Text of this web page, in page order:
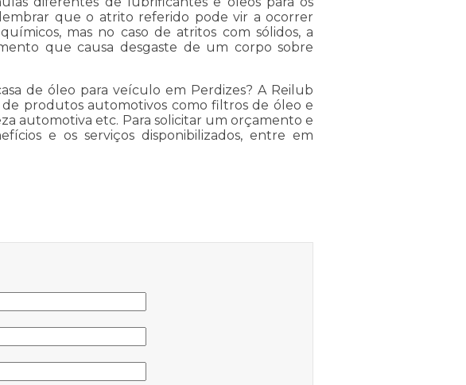
que o atrito referido pode vir a ocorrer
mas no caso de atritos com sólidos, a
que causa desgaste de um corpo sobre
de óleo para veículo em Perdizes? A Reilub
de produtos automotivos como filtros de óleo e
automotiva etc. Para solicitar um orçamento e
e os serviços disponibilizados, entre em